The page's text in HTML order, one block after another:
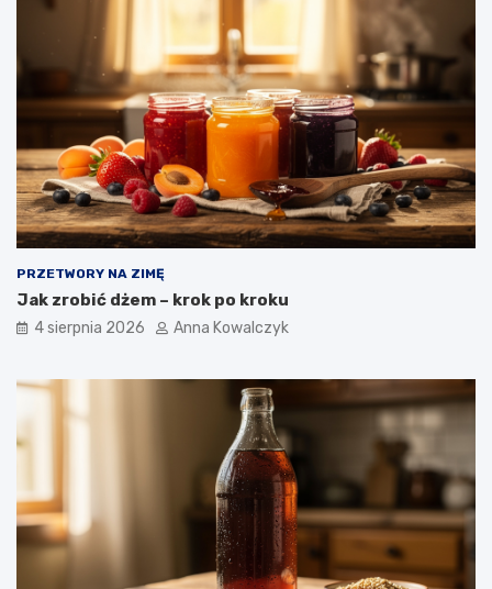
PRZETWORY NA ZIMĘ
Jak zrobić dżem – krok po kroku
4 sierpnia 2026 Anna Kowalczyk